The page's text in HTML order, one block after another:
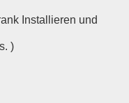
Installieren und
)